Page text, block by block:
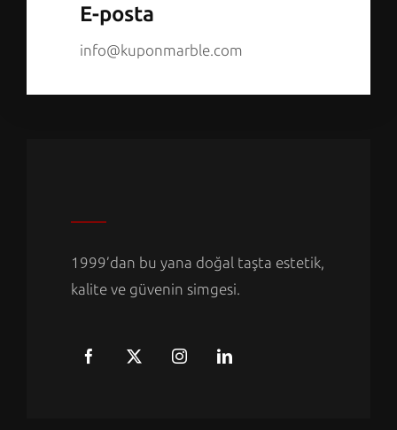
E-posta
info@kuponmarble.com
1999’dan bu yana doğal taşta estetik,
kalite ve güvenin simgesi.